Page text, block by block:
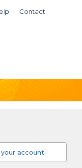
Contact
account